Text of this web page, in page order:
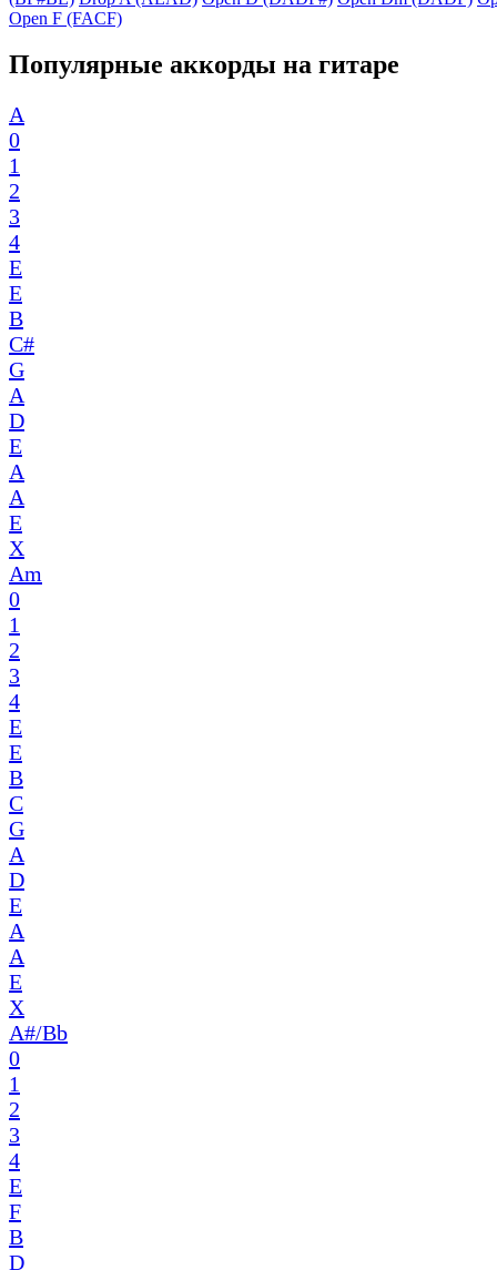
Open F (FACF)
Популярные аккорды на гитаре
A
0
1
2
3
4
E
E
B
C#
G
A
D
E
A
A
E
X
Am
0
1
2
3
4
E
E
B
C
G
A
D
E
A
A
E
X
A#/Bb
0
1
2
3
4
E
F
B
D